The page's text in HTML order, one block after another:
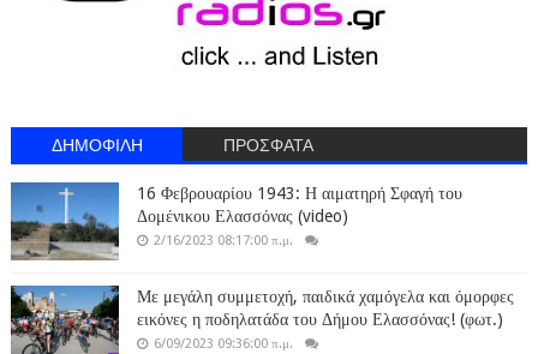
ΔΗΜΟΦΙΛΗ ΠΡΟΣΦΑΤΑ
16 Φεβρουαρίου 1943: Η αιματηρή Σφαγή του
Δομένικου Ελασσόνας (video)
2/16/2023 08:17:00 π.μ.
Με μεγάλη συμμετοχή, παιδικά χαμόγελα και όμορφες
εικόνες η ποδηλατάδα του Δήμου Ελασσόνας! (φωτ.)
6/09/2023 09:36:00 π.μ.